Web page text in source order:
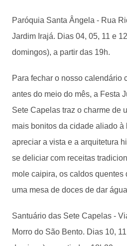
Paróquia Santa Ângela - Rua
Jardim Irajá. Dias 04, 05, 11 e
domingos), a partir das 19h.
Para fechar o nosso calendário
antes do meio do mês, a Festa
Sete Capelas traz o charme de
mais bonitos da cidade aliado à
apreciar a vista e a arquitetura
se deliciar com receitas
mole caipira, os caldos quentes
uma mesa de doces de dar
Santuário das Sete Capelas -
Morro do São Bento. Dias 10,